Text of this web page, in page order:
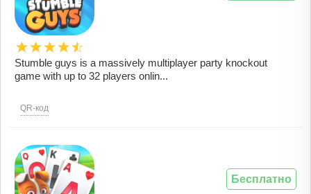
Stumble guys is a massively multiplayer party knockout
game with up to 32 players onlin...
QR-код
Бесплатно